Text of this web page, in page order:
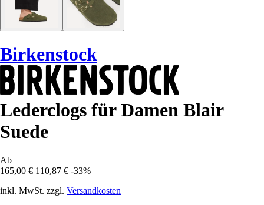
Birkenstock
Lederclogs für Damen Blair
Suede
Ab
165,00 € 110,87 € -33%
inkl. MwSt. zzgl. Versandkosten